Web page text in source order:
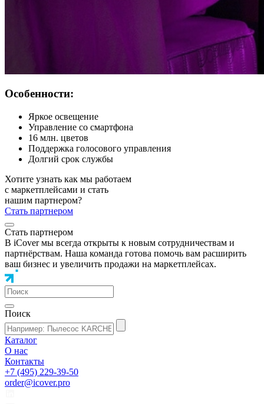
Особенности:
Яркое освещение
Управление со смартфона
16 млн. цветов
Поддержка голосового управления
Долгий срок службы
Хотите узнать как мы работаем
с маркетплейсами и стать
нашим партнером?
Стать партнером
Стать партнером
В iCover мы всегда открыты к новым сотрудничествам и
партнёрствам. Наша команда готова помочь вам расширить
ваш бизнес и увеличить продажи на маркетплейсах.
Поиск
Каталог
О нас
Контакты
+7 (495) 229-39-50
order@icover.pro